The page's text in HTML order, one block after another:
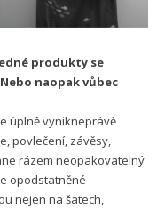
produkty se
naopak vůbec
úplně vynikneprávě
povlečení, závěsy,
rázem neopakovatelný
opodstatněné
nejen na šatech,